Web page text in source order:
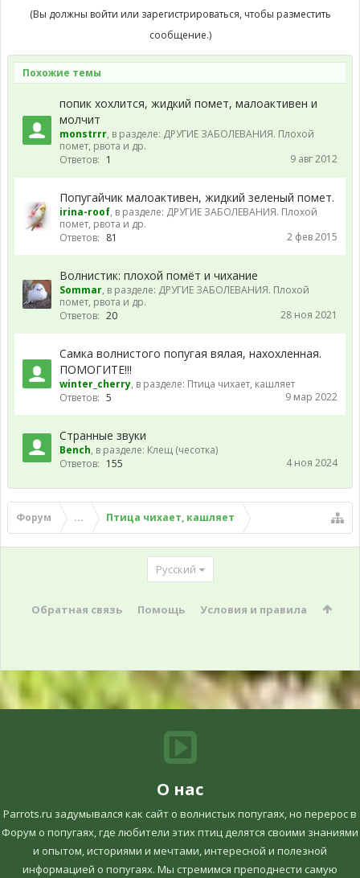
(Вы должны войти или зарегистрироваться, чтобы разместить
сообщение.)
Похожие темы
попик хохлится, жидкий помет, малоактивен и
молчит
monstrrr, в разделе: ДРУГИЕ ЗАБОЛЕВАНИЯ. Плохой
помет, рвота и др.
Ответов: 1 9 авг 2012
Попугайчик малоактивен, жидкий зеленый помет.
irina-roof, в разделе: ДРУГИЕ ЗАБОЛЕВАНИЯ. Плохой
помет, рвота и др.
Ответов: 81 2 фев 2015
Волнистик: плохой помёт и чихание
Sommar, в разделе: ДРУГИЕ ЗАБОЛЕВАНИЯ. Плохой
помет, рвота и др.
Ответов: 20 28 ноя 2021
Самка волнистого попугая вялая, нахохленная.
ПОМОГИТЕ!!!
winter_cherry, в разделе: Птица чихает, кашляет
Ответов: 5 9 мар 2022
Странные звуки
Bench, в разделе: Клещ (чесотка)
Ответов: 155 4 ноя 2024
Форум ... Птица чихает, кашляет
Русский
Обратная связь Помощь Условия и правила
О нас
Parrots.ru задумывался как сайт о волнистых попугаях, но перерос в
Форум о попугаях, где любители этих птиц делятся своими знаниями
и опытом, историями и мечтами, интересной и полезной
информацией о попугаях. Мы стремимся преподнести самую